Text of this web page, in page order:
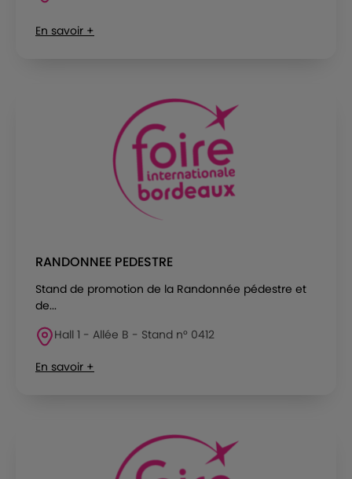
En savoir +
RANDONNEE PEDESTRE
Stand de promotion de la Randonnée pédestre et
de...
Hall 1 - Allée B - Stand n° 0412
En savoir +